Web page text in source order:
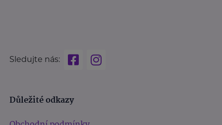
Sledujte nás:
Důležité odkazy